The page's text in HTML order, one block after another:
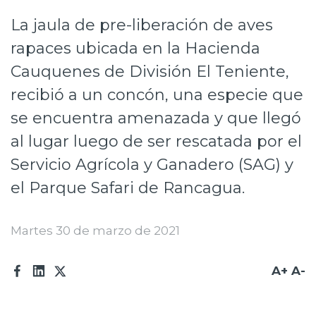
Innovación
Inversionistas
Prensa
Trabaja en Codelco
Transparencia activa
Canales de denuncia
Proveedores
Acceso trabajadores/as
La jaula de pre-liberación de aves
rapaces ubicada en la Hacienda
Cauquenes de División El Teniente,
recibió a un concón, una especie que
se encuentra amenazada y que llegó
al lugar luego de ser rescatada por el
Servicio Agrícola y Ganadero (SAG) y
el Parque Safari de Rancagua.
Martes 30 de marzo de 2021
A+ A-